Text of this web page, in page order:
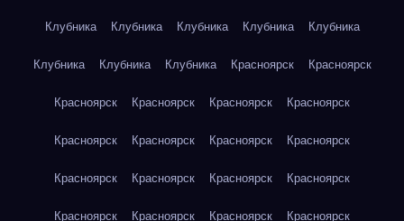
Клубника Клубника Клубника Клубника Клубника
Клубника Клубника Клубника Красноярск Красноярск
Красноярск Красноярск Красноярск Красноярск
Красноярск Красноярск Красноярск Красноярск
Красноярск Красноярск Красноярск Красноярск
Красноярск Красноярск Красноярск Красноярск